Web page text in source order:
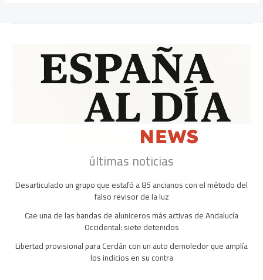
últimas noticias
Desarticulado un grupo que estafó a 85 ancianos con el método del
falso revisor de la luz
Cae una de las bandas de aluniceros más activas de Andalucía
Occidental: siete detenidos
Libertad provisional para Cerdán con un auto demoledor que amplía
los indicios en su contra